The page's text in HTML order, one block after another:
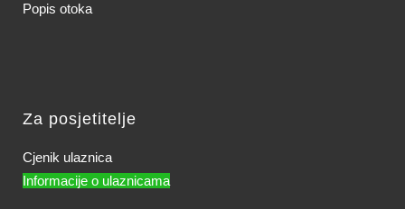
Popis otoka
Za posjetitelje
Cjenik ulaznica
Informacije o ulaznicama